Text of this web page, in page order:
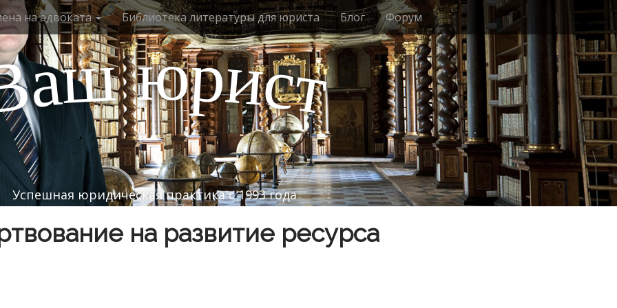
на адвоката Библиотека литературы для юриста Блог Форум
аш юрист
Успешная юридическая практика с 1993 года
на развитие ресурса